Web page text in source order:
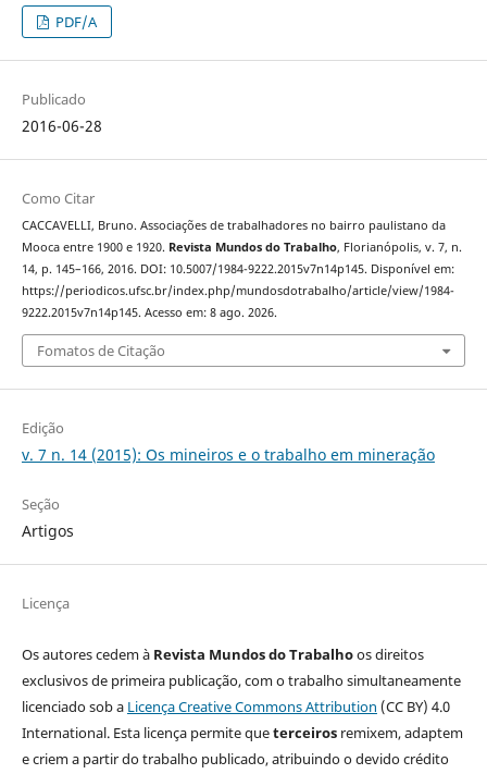
PDF/A
Publicado
2016-06-28
Como Citar
CACCAVELLI, Bruno. Associações de trabalhadores no bairro paulistano da
Mooca entre 1900 e 1920. Revista Mundos do Trabalho, Florianópolis, v. 7, n.
14, p. 145–166, 2016. DOI: 10.5007/1984-9222.2015v7n14p145. Disponível em:
https://periodicos.ufsc.br/index.php/mundosdotrabalho/article/view/1984-
9222.2015v7n14p145. Acesso em: 8 ago. 2026.
Fomatos de Citação
Edição
v. 7 n. 14 (2015): Os mineiros e o trabalho em mineração
Seção
Artigos
Licença
Os autores cedem à Revista Mundos do Trabalhoos direitos
exclusivos de primeira publicação, com o trabalho simultaneamente
licenciado sob a Licença Creative Commons Attribution (CC BY) 4.0
International. Esta licença permite queterceirosremixem, adaptem
e criem a partir do trabalho publicado, atribuindo o devido crédito